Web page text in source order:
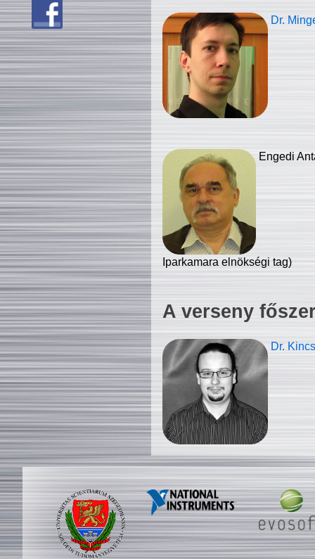
Dr.
Engedi
Iparkamara elnökségi tag)
A verseny
Dr.